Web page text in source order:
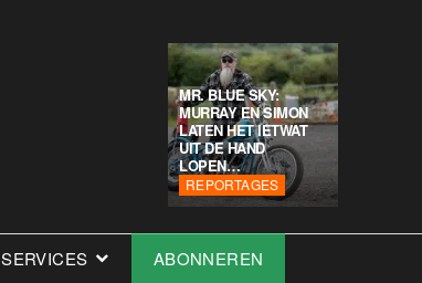
MR. BLUE SKY:
MURRAY EN SIMON
LATEN HET IETWAT
UIT DE HAND
LOPEN…
REPORTAGES
SERVICES ABONNEREN